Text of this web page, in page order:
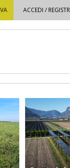
ACCEDI /